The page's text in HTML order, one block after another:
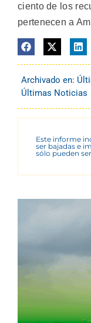
ciento de los
pertenecen a
Archivado en:
Últimas Noticias
Este informe
ser bajadas e
sólo pueden